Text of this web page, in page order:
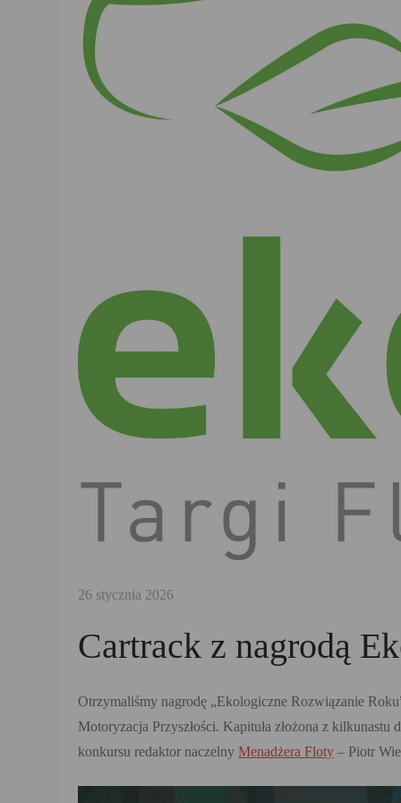
Cartrack z nagrodą
Otrzymaliśmy nagrodę „Ekologiczne Rozwiązanie
Motoryzacja Przyszłości. Kapituła złożona z
konkursu redaktor naczelnyMenadżera Floty – Piotr